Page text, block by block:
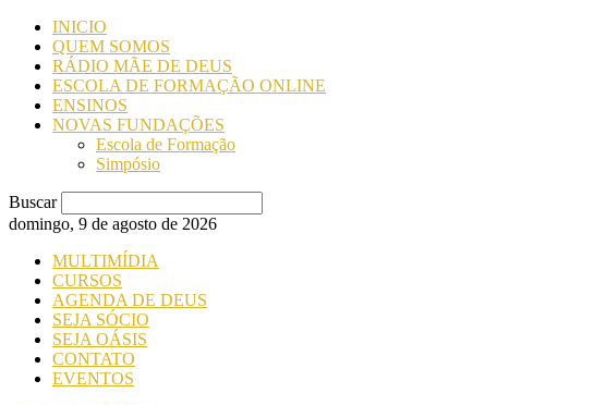
INICIO
QUEM SOMOS
RÁDIO MÃE DE DEUS
ESCOLA DE FORMAÇÃO ONLINE
ENSINOS
NOVAS FUNDAÇÕES
Escola de Formação
Simpósio
Buscar
domingo, 9 de agosto de 2026
MULTIMÍDIA
CURSOS
AGENDA DE DEUS
SEJA SÓCIO
SEJA OÁSIS
CONTATO
EVENTOS